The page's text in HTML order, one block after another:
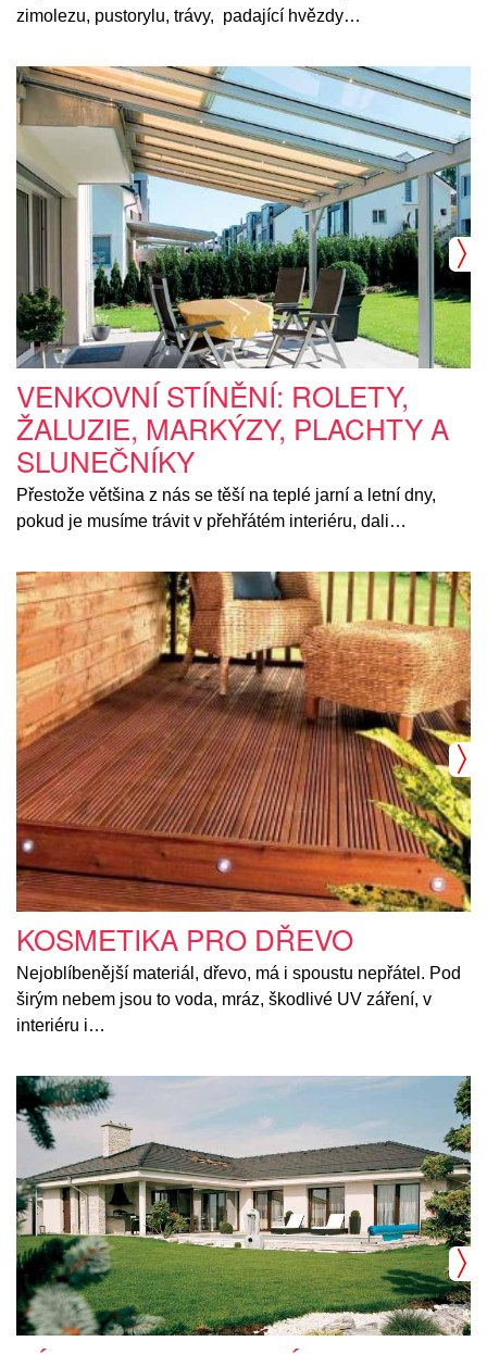
zimolezu, pustorylu, trávy, padající hvězdy…
VENKOVNÍ STÍNĚNÍ: ROLETY,
ŽALUZIE, MARKÝZY, PLACHTY A
SLUNEČNÍKY
Přestože většina z nás se těší na teplé jarní a letní dny,
pokud je musíme trávit v přehřátém interiéru, dali…
KOSMETIKA PRO DŘEVO
Nejoblíbenější materiál, dřevo, má i spoustu nepřátel. Pod
širým nebem jsou to voda, mráz, škodlivé UV záření, v
interiéru i…